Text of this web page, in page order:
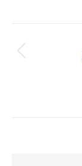
article